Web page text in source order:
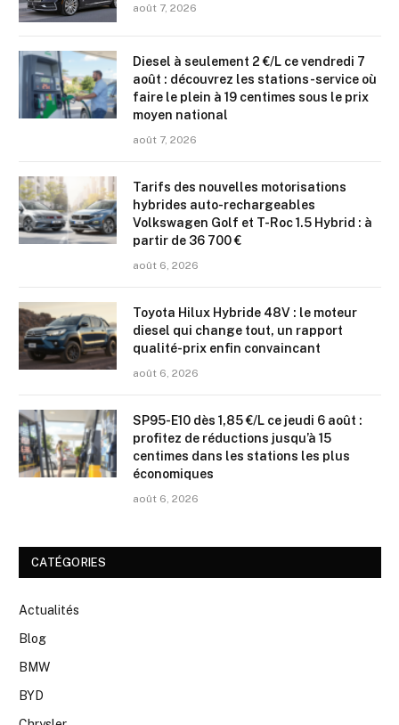
août 7, 2026
Diesel à seulement 2 €/L ce vendredi 7
août : découvrez les stations-service où
faire le plein à 19 centimes sous le prix
moyen national
août 7, 2026
Tarifs des nouvelles motorisations
hybrides auto-rechargeables
Volkswagen Golf et T-Roc 1.5 Hybrid : à
partir de 36 700 €
août 6, 2026
Toyota Hilux Hybride 48V : le moteur
diesel qui change tout, un rapport
qualité-prix enfin convaincant
août 6, 2026
SP95-E10 dès 1,85 €/L ce jeudi 6 août :
profitez de réductions jusqu’à 15
centimes dans les stations les plus
économiques
août 6, 2026
CATÉGORIES
Actualités
Blog
BMW
BYD